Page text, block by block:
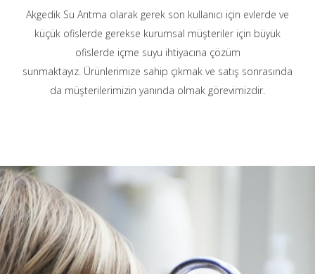
Akgedik Su Arıtma olarak gerek son kullanıcı için evlerde ve
küçük ofislerde gerekse kurumsal müşteriler için büyük
ofislerde içme suyu ihtiyacına çözüm
sunmaktayız. Ürünlerimize sahip çıkmak ve satış sonrasında
da müşterilerimizin yanında olmak görevimizdir.